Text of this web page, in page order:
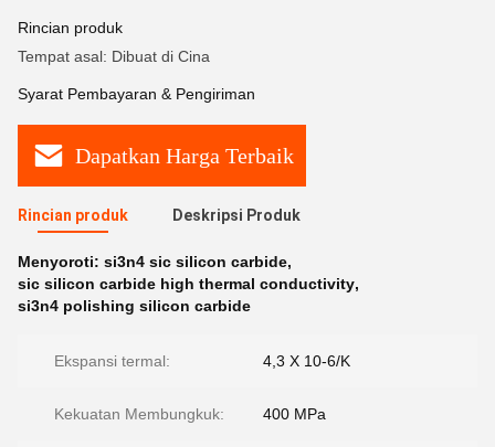
Rincian produk
Tempat asal: Dibuat di Cina
Syarat Pembayaran & Pengiriman
Dapatkan Harga Terbaik
Rincian produk Deskripsi Produk
Menyoroti: si3n4 sic silicon carbide,
sic silicon carbide high thermal conductivity,
si3n4 polishing silicon carbide
Ekspansi termal: 4,3 X 10-6/K
Kekuatan Membungkuk: 400 MPa